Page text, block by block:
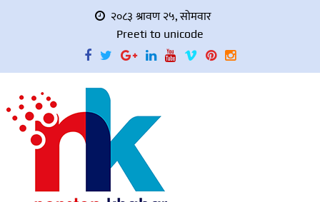
२०८३ श्रावण २५, सोमवार
Preeti to unicode